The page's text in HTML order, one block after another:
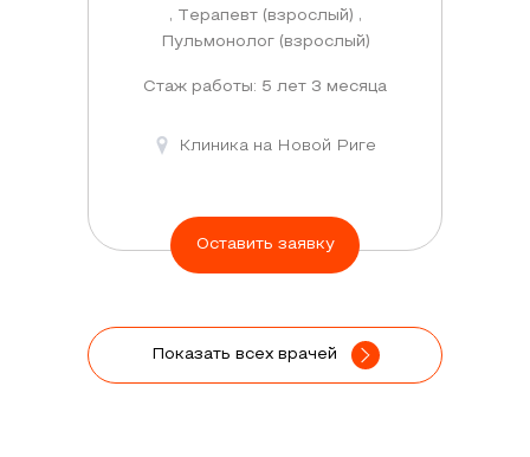
, Терапевт (взрослый) ,
Пульмонолог (взрослый)
Стаж работы: 5 лет 3 месяца
Клиника на Новой Риге
Оставить заявку
Показать всех врачей